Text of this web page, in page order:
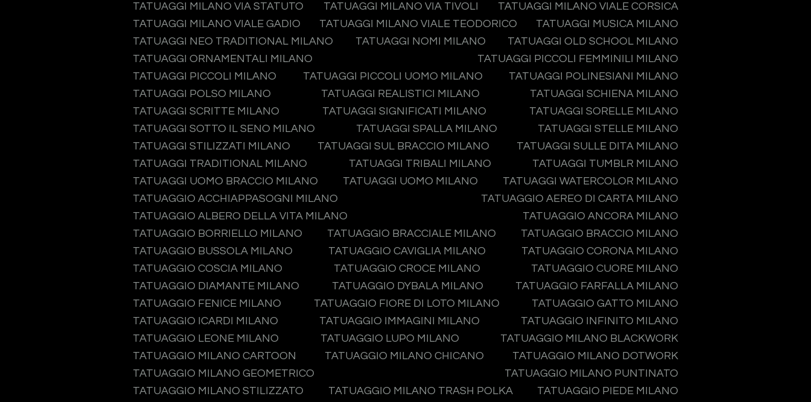
TATUAGGI MILANO VIA STATUTO
TATUAGGI MILANO VIA TIVOLI
TATUAGGI MILANO VIALE CORSICA
TATUAGGI MILANO VIALE GADIO
TATUAGGI MILANO VIALE TEODORICO
TATUAGGI MUSICA MILANO
TATUAGGI NEO TRADITIONAL MILANO
TATUAGGI NOMI MILANO
TATUAGGI OLD SCHOOL MILANO
TATUAGGI ORNAMENTALI MILANO
TATUAGGI PICCOLI FEMMINILI MILANO
TATUAGGI PICCOLI MILANO
TATUAGGI PICCOLI UOMO MILANO
TATUAGGI POLINESIANI MILANO
TATUAGGI POLSO MILANO
TATUAGGI REALISTICI MILANO
TATUAGGI SCHIENA MILANO
TATUAGGI SCRITTE MILANO
TATUAGGI SIGNIFICATI MILANO
TATUAGGI SORELLE MILANO
TATUAGGI SOTTO IL SENO MILANO
TATUAGGI SPALLA MILANO
TATUAGGI STELLE MILANO
TATUAGGI STILIZZATI MILANO
TATUAGGI SUL BRACCIO MILANO
TATUAGGI SULLE DITA MILANO
TATUAGGI TRADITIONAL MILANO
TATUAGGI TRIBALI MILANO
TATUAGGI TUMBLR MILANO
TATUAGGI UOMO BRACCIO MILANO
TATUAGGI UOMO MILANO
TATUAGGI WATERCOLOR MILANO
TATUAGGIO ACCHIAPPASOGNI MILANO
TATUAGGIO AEREO DI CARTA MILANO
TATUAGGIO ALBERO DELLA VITA MILANO
TATUAGGIO ANCORA MILANO
TATUAGGIO BORRIELLO MILANO
TATUAGGIO BRACCIALE MILANO
TATUAGGIO BRACCIO MILANO
TATUAGGIO BUSSOLA MILANO
TATUAGGIO CAVIGLIA MILANO
TATUAGGIO CORONA MILANO
TATUAGGIO COSCIA MILANO
TATUAGGIO CROCE MILANO
TATUAGGIO CUORE MILANO
TATUAGGIO DIAMANTE MILANO
TATUAGGIO DYBALA MILANO
TATUAGGIO FARFALLA MILANO
TATUAGGIO FENICE MILANO
TATUAGGIO FIORE DI LOTO MILANO
TATUAGGIO GATTO MILANO
TATUAGGIO ICARDI MILANO
TATUAGGIO IMMAGINI MILANO
TATUAGGIO INFINITO MILANO
TATUAGGIO LEONE MILANO
TATUAGGIO LUPO MILANO
TATUAGGIO MILANO BLACKWORK
TATUAGGIO MILANO CARTOON
TATUAGGIO MILANO CHICANO
TATUAGGIO MILANO DOTWORK
TATUAGGIO MILANO GEOMETRICO
TATUAGGIO MILANO PUNTINATO
TATUAGGIO MILANO STILIZZATO
TATUAGGIO MILANO TRASH POLKA
TATUAGGIO PIEDE MILANO